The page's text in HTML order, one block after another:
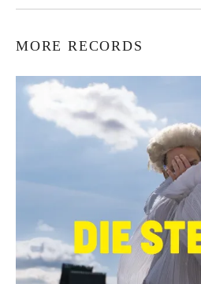
MORE RECORDS